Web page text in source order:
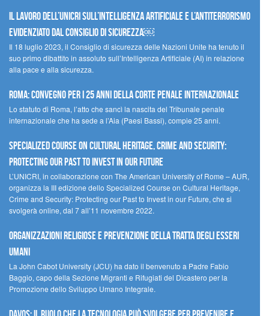
Il lavoro dell’UNICRI sull’intelligenza artificiale e l’antiterrorismo
evidenziato dal Consiglio di Sicurezza￼
Il 18 luglio 2023, il Consiglio di sicurezza delle Nazioni Unite ha tenuto il
suo primo dibattito in assoluto sull’Intelligenza Artificiale (AI) in relazione
alla pace e alla sicurezza.
Roma: convegno per i 25 anni della Corte penale internazionale
Lo statuto di Roma, l’atto che sancì la nascita del Tribunale penale
internazionale che ha sede a l’Aia (Paesi Bassi), compie 25 anni.
Specialized Course on Cultural Heritage, Crime and Security:
Protecting our Past to Invest in our Future
L’UNICRI, in collaborazione con The American University of Rome – AUR,
organizza la III edizione dello Specialized Course on Cultural Heritage,
Crime and Security: Protecting our Past to Invest in our Future, che si
svolgerà online, dal 7 all’11 novembre 2022.
Organizzazioni religiose e prevenzione della tratta degli esseri
umani
La John Cabot University (JCU) ha dato il benvenuto a Padre Fabio
Baggio, capo della Sezione Migranti e Rifugiati del Dicastero per la
Promozione dello Sviluppo Umano Integrale.